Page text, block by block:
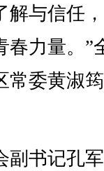
解与信任
春力量。”
常委黄淑
书记孔